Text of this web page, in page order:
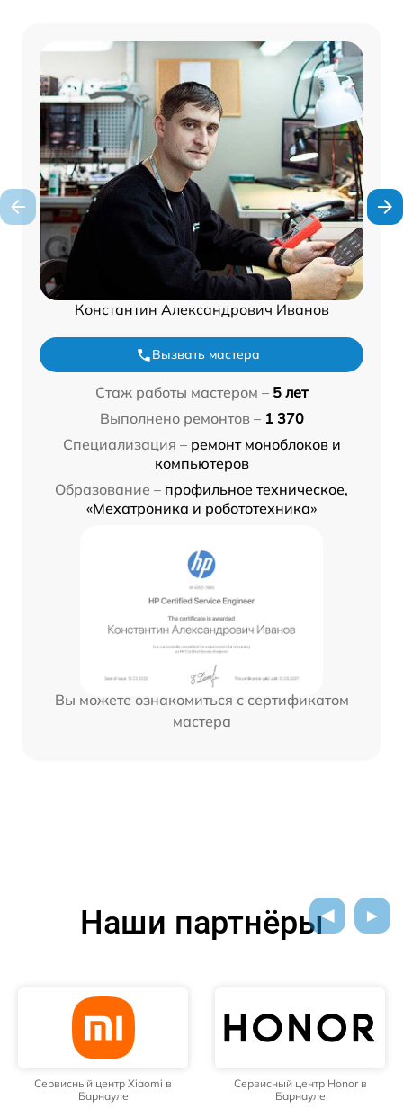
Константин Александрович Иванов
Вызвать мастера
Стаж работы мастером – 5 лет
Выполнено ремонтов – 1 370
Специализация – ремонт моноблоков и
компьютеров
Образование – профильное техническое,
«Мехатроника и робототехника»
Вы можете ознакомиться с сертификатом
мастера
Наши партнёры
Сервисный центр Xiaomi в
Барнауле
Сервисный центр Honor в
Барнауле